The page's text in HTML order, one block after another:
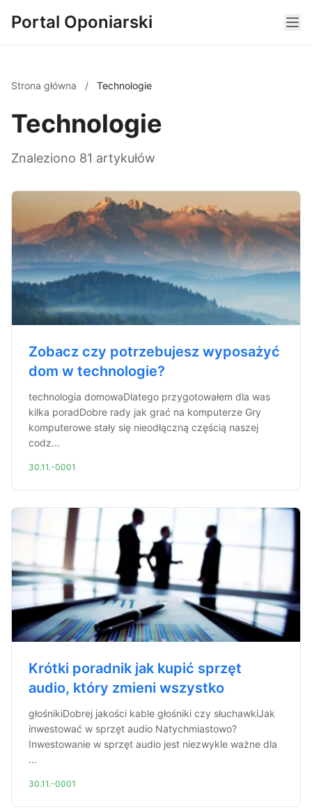
Portal Oponiarski
Strona główna / Technologie
Technologie
Znaleziono 81 artykułów
Zobacz czy potrzebujesz wyposażyć
dom w technologie?
technologia domowaDlatego przygotowałem dla was
kilka poradDobre rady jak grać na komputerze Gry
komputerowe stały się nieodłączną częścią naszej
codz...
30.11.-0001
Krótki poradnik jak kupić sprzęt
audio, który zmieni wszystko
głośnikiDobrej jakości kable głośniki czy słuchawkiJak
inwestować w sprzęt audio Natychmiastowo?
Inwestowanie w sprzęt audio jest niezwykle ważne dla
...
30.11.-0001